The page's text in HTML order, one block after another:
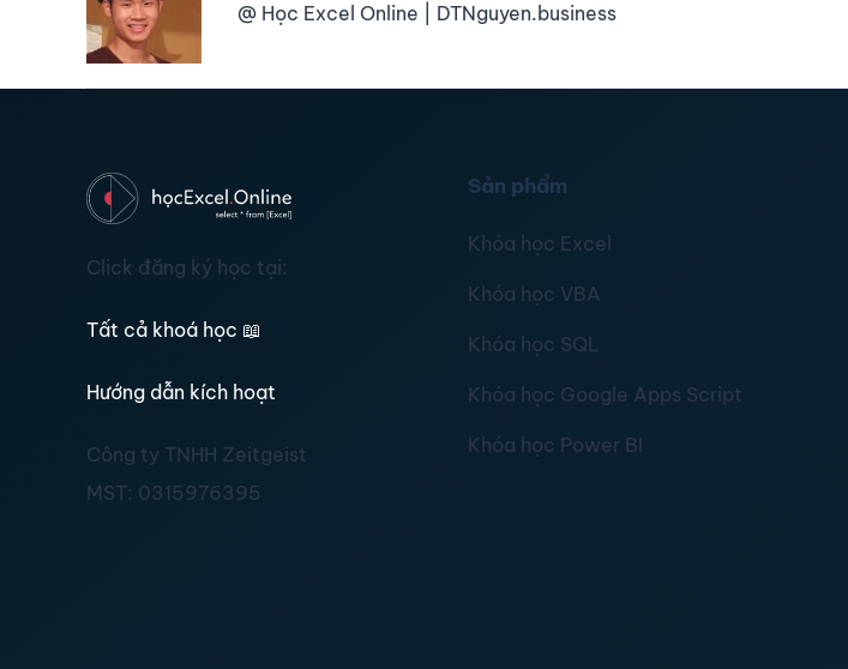
@ Học Excel Online | DTNguyen.business
Click đăng ký học tại:
Tất cả khoá học 📖
Hướng dẫn kích hoạt
Công ty TNHH Zeitgeist
MST: 0315976395
Sản phẩm
Khóa học Excel
Khóa học VBA
Khóa học SQL
Khóa học Google Apps Script
Khóa học Power BI